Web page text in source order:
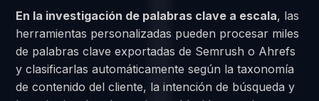
En la investigación de palabras clave a escala, las
herramientas personalizadas pueden procesar miles
de palabras clave exportadas de Semrush o Ahrefs
y clasificarlas automáticamente según la taxonomía
de contenido del cliente, la intención de búsqueda y